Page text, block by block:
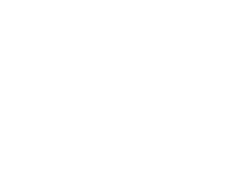
controllo dei costi,
sulle biotecnologie
futuro in un